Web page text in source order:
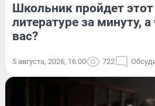
Школьник пройдет этот
литературе за минуту, а
вас?
5 августа, 2026, 16:00 722